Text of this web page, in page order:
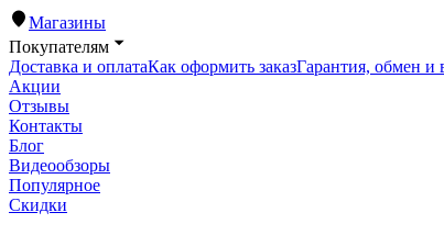
Магазины
Покупателям
Доставка и оплатаКак оформить заказГарантия, обмен и
Акции
Отзывы
Контакты
Блог
Видеообзоры
Популярное
Скидки